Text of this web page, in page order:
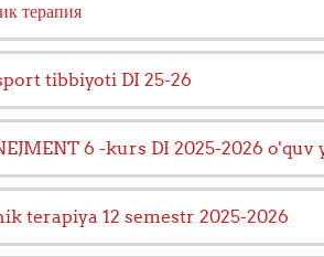
терапия
tibbiyoti DI 25-26
6 -kurs DI 2025-2026 o'quv
terapiya 12 semestr 2025-2026